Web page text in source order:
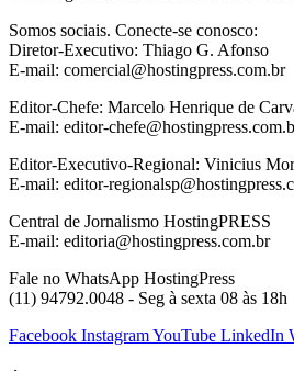
Somos sociais. Conecte-se conosco:
Diretor-Executivo: Thiago G. Afonso
E-mail: comercial@hostingpress.com.br
Editor-Chefe: Marcelo Henrique de
E-mail: editor-
Editor-Executivo-Regional: Vinicius
E-mail: editor-
Central de Jornalismo HostingPRESS
E-mail: editoria@hostingpress.com.br
Fale no WhatsApp HostingPress
(11) 94792.0048 - Seg à sexta 08 às 18h
Facebook InstagramYouTube LinkedIn